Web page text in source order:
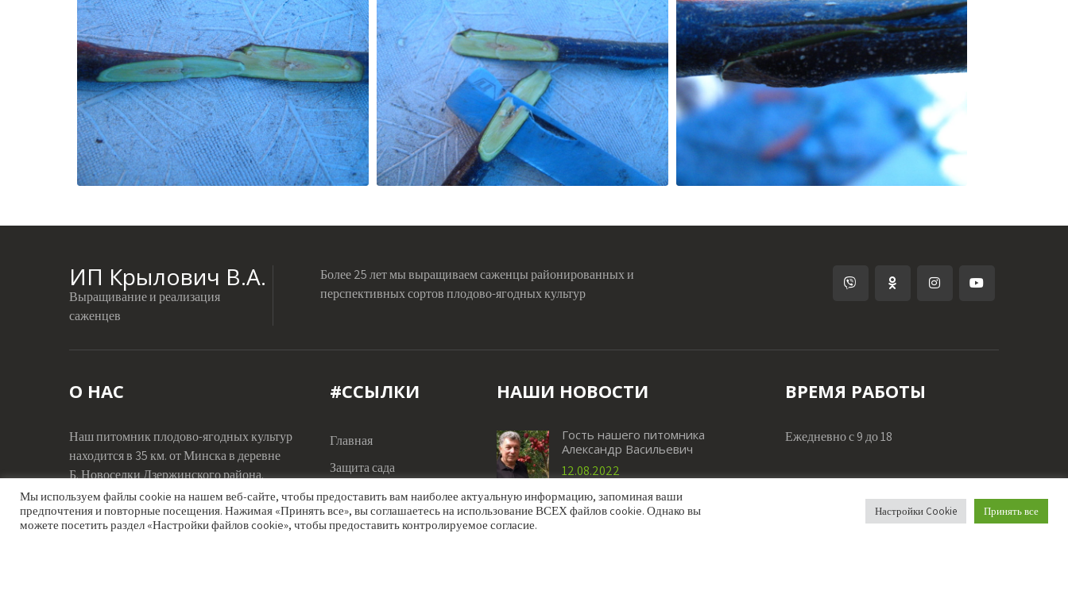
ИП Крылович В.А.
Выращивание и реализация
саженцев
Более 25 лет мы выращиваем саженцы районированных и
перспективных сортов плодово-ягодных культур
О НАС
Наш питомник плодово-ягодных культур
находится в 35 км. от Минска в деревне
Б. Новоселки Дзержинского района.
Телефон :
8 (029) 640-70-16
#ССЫЛКИ
Главная
Защита сада
Из личного опыта
НАШИ НОВОСТИ
Гость нашего питомника
Александр Васильевич
12.08.2022
Сбор персика «Новоселковский
ВРЕМЯ РАБОТЫ
Ежедневно с 9 до 18
Мы используем файлы cookie на нашем веб-сайте, чтобы предоставить вам наиболее актуальную информацию, запоминая ваши
предпочтения и повторные посещения. Нажимая «Принять все», вы соглашаетесь на использование ВСЕХ файлов cookie. Однако вы
можете посетить раздел «Настройки файлов cookie», чтобы предоставить контролируемое согласие.
Настройки Cookie Принять все